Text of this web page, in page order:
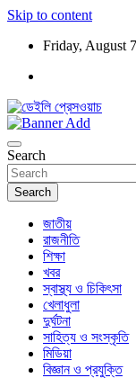
Skip to content
Friday, August
ডেইলি প্রেসওয়াচ
Search
Search
জাতীয়
রাজনীতি
শিক্ষা
খবর
স্বাস্থ্য ও চিকিৎসা
খেলাধুলা
দুর্ঘটনা
সাহিত্য ও সংস্কৃতি
মিডিয়া
বিজ্ঞান ও প্রযুক্তি